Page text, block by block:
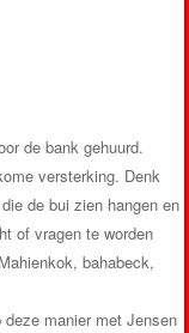
de bank gehuurd.
versterking. Denk
de bui zien hangen en
of vragen te worden
bahabeck,
manier met Jensen